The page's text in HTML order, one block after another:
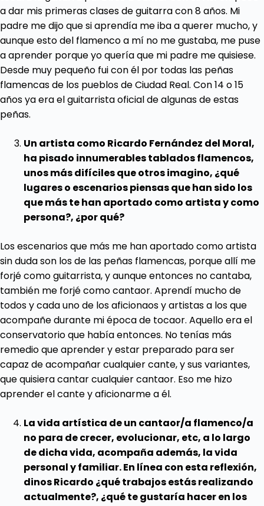
a dar mis primeras clases de guitarra con 8 años. Mi
padre me dijo que si aprendía me iba a querer mucho, y
aunque esto del flamenco a mí no me gustaba, me puse
a aprender porque yo quería que mi padre me quisiese.
Desde muy pequeño fui con él por todas las peñas
flamencas de los pueblos de Ciudad Real. Con 14 o 15
años ya era el guitarrista oficial de algunas de estas
peñas.
Un artista como Ricardo Fernández del Moral,
ha pisado innumerables tablados flamencos,
unos más difíciles que otros imagino, ¿qué
lugares o escenarios piensas que han sido los
que más te han aportado como artista y como
persona?, ¿por qué?
Los escenarios que más me han aportado como artista
sin duda son los de las peñas flamencas, porque allí me
forjé como guitarrista, y aunque entonces no cantaba,
también me forjé como cantaor. Aprendí mucho de
todos y cada uno de los aficionaos y artistas a los que
acompañe durante mi época de tocaor. Aquello era el
conservatorio que había entonces. No tenías más
remedio que aprender y estar preparado para ser
capaz de acompañar cualquier cante, y sus variantes,
que quisiera cantar cualquier cantaor. Eso me hizo
aprender el cante y aficionarme a él.
La vida artística de un cantaor/a flamenco/a
no para de crecer, evolucionar, etc, a lo largo
de dicha vida, acompaña además, la vida
personal y familiar. En línea con esta reflexión,
dinos Ricardo ¿qué trabajos estás realizando
actualmente?, ¿qué te gustaría hacer en los